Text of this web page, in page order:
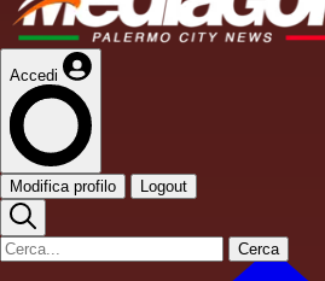
Accedi
Modifica profilo Logout
Cerca